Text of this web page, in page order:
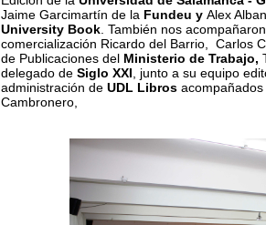
Jaime Garcimartín de la Fundeu y Alex
University Book . También nos
comercialización Ricardo del Barrio, Carlos
de Publicaciones del Ministerio de Trabajo,
delegado de Siglo XXI , junto a su equipo
administración de UDL Libros
Cambronero,